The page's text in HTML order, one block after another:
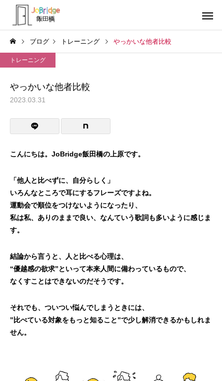
働き続けるための土台
ブログ トレーニング やっかいな他者比較
トレーニング
やっかいな他者比較
2023.03.31
こんにちは。JoBridge飯田橋の上原です。
「他人と比べずに、自分らしく」
いろんなところで耳にするフレーズですよね。
運動会で順位をつけないようになったり、
私は私、ありのままで良い、なんていう歌詞も多いように感じま
す。
結論から言うと、人と比べる心理は、
“優越感の欲求”といって本来人間に備わっているもので、
なくすことはできないのだそうです。
それでも、ついつい悩んでしまうときには、
”比べている対象をもっと知ること”で少し解消できるかもしれま
せん。